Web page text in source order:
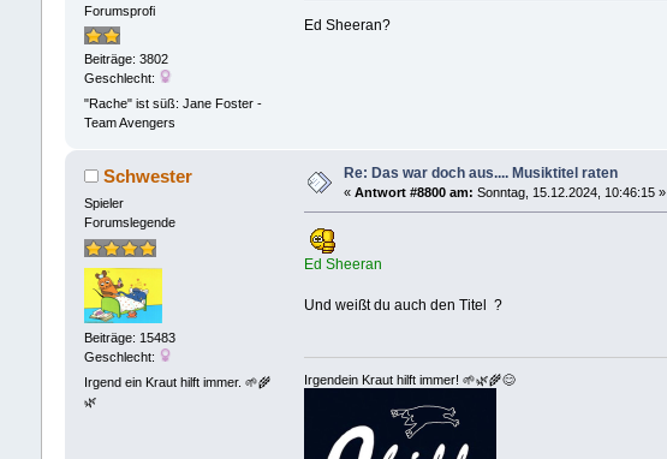
Forumsprofi
Beiträge: 3802
Geschlecht:
"Rache" ist süß: Jane Foster -
Team Avengers
Ed Sheeran?
Schwester
Spieler
Forumslegende
Beiträge: 15483
Geschlecht:
Irgend ein Kraut hilft immer. 🌱🌾
🌿
Re: Das war doch aus.... Musiktitel raten
« Antwort #8800 am: Sonntag, 15.12.2024, 10:46:15 »
Ed Sheeran
Und weißt du auch den Titel ?
Irgendein Kraut hilft immer! 🌱🌿🌾😊